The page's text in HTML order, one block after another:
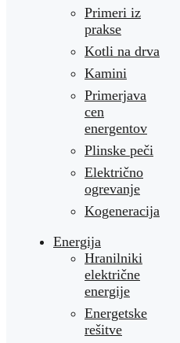
Primeri iz
prakse
Kotli na drva
Kamini
Primerjava
cen
energentov
Plinske peči
Električno
ogrevanje
Kogeneracija
Energija
Hranilniki
električne
energije
Energetske
rešitve